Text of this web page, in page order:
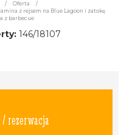
/ Oferta
/
z rejsem na Blue Lagoon i zatokę
z barbecue
146/18107
rezerwacja